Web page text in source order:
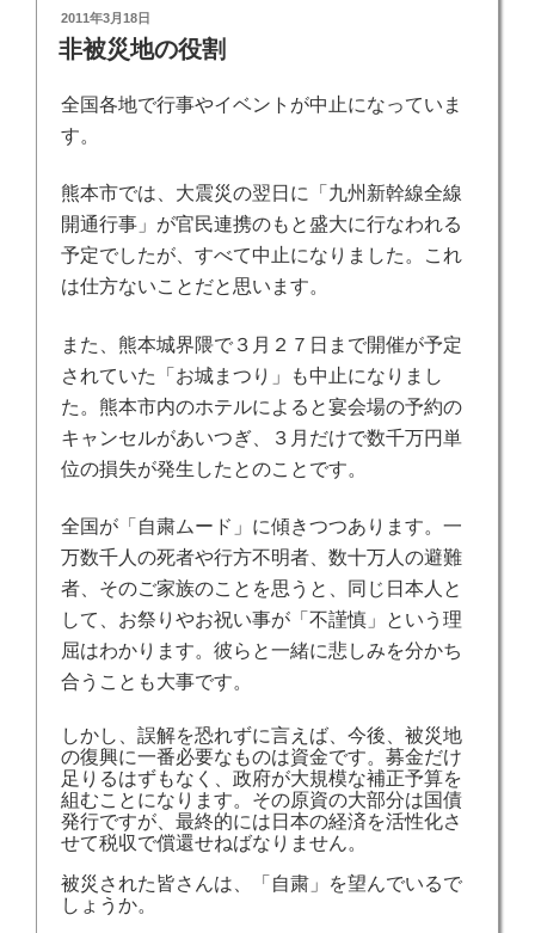
投
稿
日:
2011年3月18日
非被災地の役割
全国各地で行事やイベントが中止になっていま
す。
熊本市では、大震災の翌日に「九州新幹線全線
開通行事」が官民連携のもと盛大に行なわれる
予定でしたが、すべて中止になりました。これ
は仕方ないことだと思います。
また、熊本城界隈で３月２７日まで開催が予定
されていた「お城まつり」も中止になりまし
た。 熊本市内のホテルによると宴会場の予約の
キャンセルがあいつぎ、３月だけで数千万円単
位の損失が発生したとのことです。
全国が「自粛ムード」に傾きつつあります。一
万数千人の死者や行方不明者、数十万人の避難
者、そのご家族のことを思うと、同じ日本人と
して、お祭りやお祝い事が「不謹慎」という理
屈はわかります。彼らと一緒に悲しみを分かち
合うことも大事です。
しかし、誤解を恐れずに言えば、今後、被災地
の復興に一番必要なものは資金です。募金だけ
足りるはずもなく、政府が大規模な補正予算を
組むことになります。その原資の大部分は国債
発行ですが、最終的には日本の経済を活性化さ
せて税収で償還せねばなりません。
被災された皆さんは、「自粛」を望んでいるで
しょうか。